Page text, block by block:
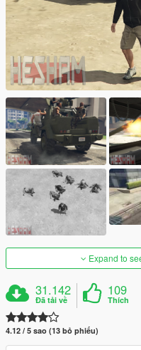
Expand to
31.142
Đã tải về
109
Thích
4.12 / 5 sao (13 bỏ phiếu)